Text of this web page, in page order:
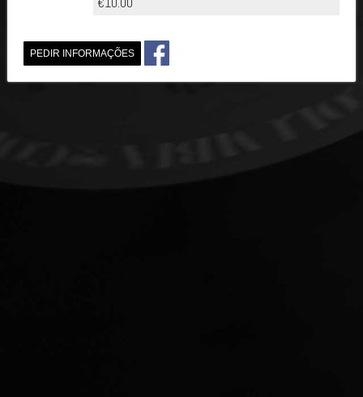
PEDIR INFORMAÇÕES